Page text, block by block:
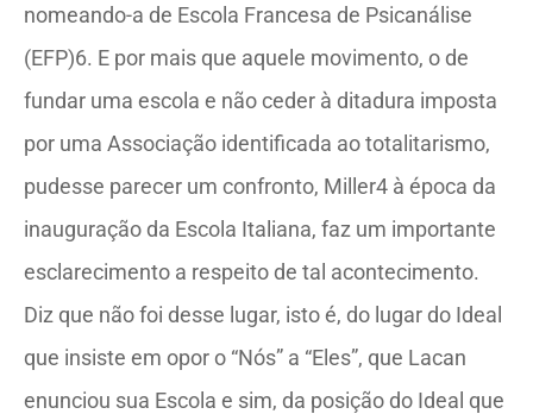
nomeando-a de Escola Francesa de Psicanálise
(EFP)6. E por mais que aquele movimento, o de
fundar uma escola e não ceder à ditadura imposta
por uma Associação identificada ao totalitarismo,
pudesse parecer um confronto, Miller4 à época da
inauguração da Escola Italiana, faz um importante
esclarecimento a respeito de tal acontecimento.
Diz que não foi desse lugar, isto é, do lugar do Ideal
que insiste em opor o “Nós” a “Eles”, que Lacan
enunciou sua Escola e sim, da posição do Ideal que